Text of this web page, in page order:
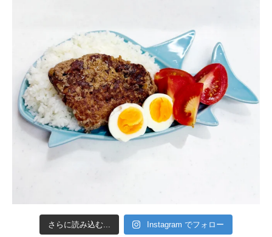
さらに読み込む... Instagram でフォロー